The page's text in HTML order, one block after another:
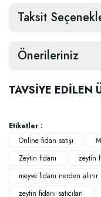
Taksit
Önerileriniz
TAVSİYE EDİLEN
Etiketler :
Online fidan satışı
Zeytin fidanı
zeytin
meyve fidanı nerden alınır
zeytin fidanı satıcıları